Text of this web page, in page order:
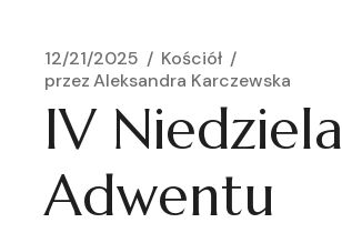
12/21/2025
Kościół
przez Aleksandra Karczewska
IV Niedziela
Adwentu